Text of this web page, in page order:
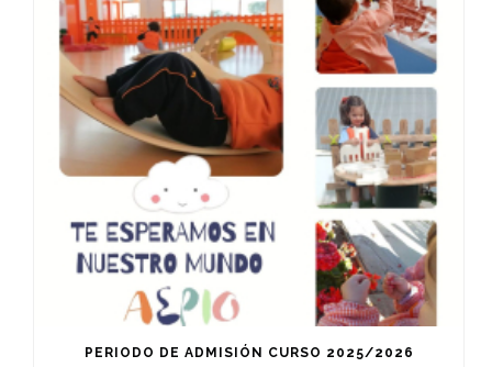
PERIODO DE ADMISIÓN CURSO 2025/2026